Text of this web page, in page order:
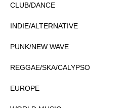
CLUB/DANCE
INDIE/ALTERNATIVE
PUNK/NEW WAVE
REGGAE/SKA/CALYPSO
EUROPE